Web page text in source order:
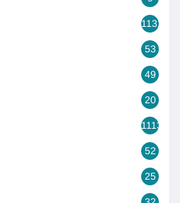
1131
53
49
20
1113
52
25